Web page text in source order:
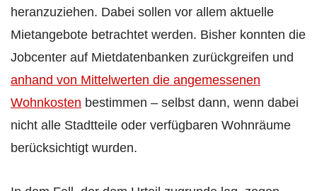
heranzuziehen. Dabei sollen vor allem aktuelle
Mietangebote betrachtet werden. Bisher konnten die
Jobcenter auf Mietdatenbanken zurückgreifen und
anhand von Mittelwerten die angemessenen
Wohnkosten bestimmen – selbst dann, wenn dabei
nicht alle Stadtteile oder verfügbaren Wohnräume
berücksichtigt wurden.